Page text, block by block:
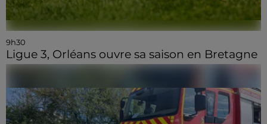
9h30
Ligue 3, Orléans ouvre sa saison en Bretagne